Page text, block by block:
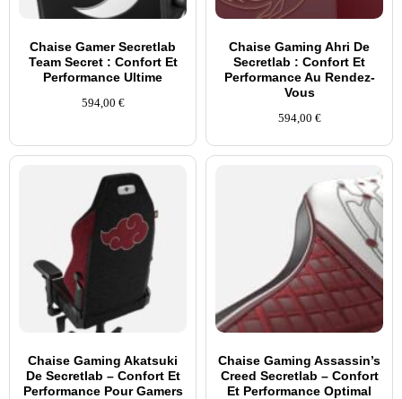
Chaise Gamer Secretlab
Team Secret : Confort Et
Performance Ultime
594,00 €
Chaise Gaming Ahri De
Secretlab : Confort Et
Performance Au Rendez-
Vous
594,00 €
Chaise Gaming Akatsuki
De Secretlab – Confort Et
Performance Pour Gamers
Chaise Gaming Assassin’s
Creed Secretlab – Confort
Et Performance Optimal